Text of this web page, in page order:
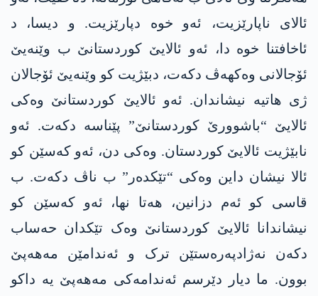
ئالای ناپارێزیت، ئەو خوە دپارێزیت. و دیسا، د
ئاخافتنا خوە دا، ئەو ئالایێ کوردستانێ ب وێنەیێ
ئۆجالانی وەکھەڤ دکەت، دبێژیت کو وێنەیێ ئۆجالان
ژی ھاتیە نیشاندان. ئەو ئالایێ کوردستانێ وەکی
ئالایێ “باشوورێ کوردستانێ” پێناسە دکەت. ئەو
نابێژیت ئالایێ کوردستان. وەکی دن، ئەو کەسێن کو
ئالا نیشان داین وەکی “تێكده‌ر” ب ناڤ دکەت. ب
قاسی کو ئەم دزانین، ھەتا نھا، ئەو کەسێن کو
نیشاندانا ئالایێ کوردستانێ وەک تێكدان حه‌ساب
دكه‌ن نه‌ژادپەرەستێن ترک و ئەندامێن مه‌هه‌پێ
بوون. ما دیار دێرسم ئەندامەکی مه‌هه‌پێ یه‌ داکو